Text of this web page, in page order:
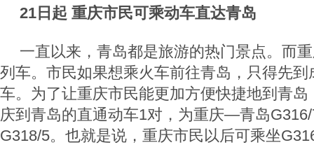
21日起 重庆市民可乘动车直达青岛
一直以来，青岛都是旅游的热门景点。而
列车。市民如果想乘火车前往青岛，只得先
车。为了让重庆市民能更加方便快捷地到青
庆到青岛的直通动车1对，为重庆—青岛
G318/5。也就是说，重庆市民以后可乘坐